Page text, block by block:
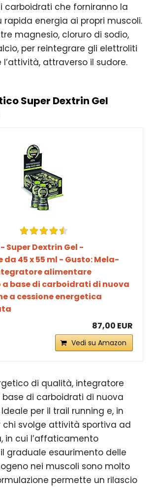
carboidrati che forniranno la
rapida energia ai propri muscoli.
magnesio, cloruro di sodio,
per reintegrare gli elettroliti
attraverso il sudore.
Super Dextrin Gel
Super Dextrin Gel -
da 45 x 55 ml - Gusto: Mela-
alimentare
base di carboidrati di nuova
a cessione energetica
87,00 EUR
Vedi su Amazon
di qualità, integratore
di carboidrati di nuova
per il trail running e, in
chi svolge attività sportiva ad
in cui l’affaticamento
graduale esaurimento delle
nei muscoli sono molto
permette un rilascio